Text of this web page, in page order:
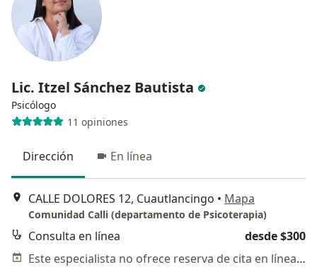
Lic. Itzel Sánchez Bautista
Psicólogo
11 opiniones
Dirección En línea
CALLE DOLORES 12, Cuautlancingo • Mapa
Comunidad Calli (departamento de Psicoterapia)
Consulta en línea
desde $300
Este especialista no ofrece reserva de cita en línea en esta dirección.